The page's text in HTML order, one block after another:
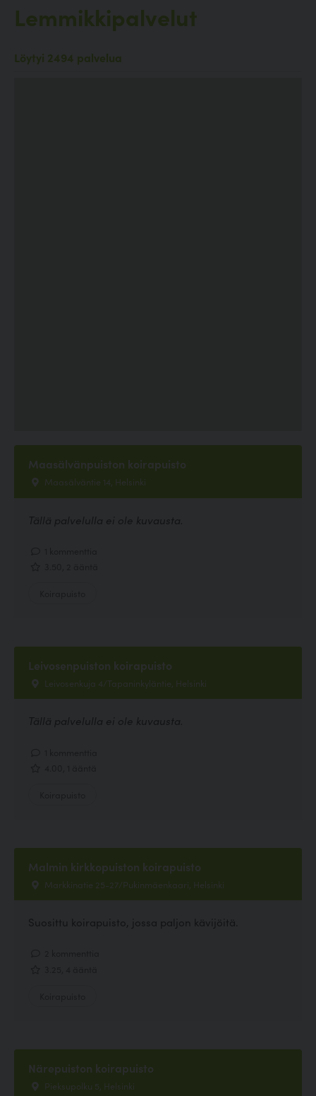
Lemmikkipalvelut
Löytyi 2494 palvelua
Maasälvänpuiston koirapuisto
Maasälväntie 14, Helsinki
Tällä palvelulla ei ole kuvausta.
Leivosenpuiston koirapuisto
Leivosenkuja 4/Tapaninkyläntie, Helsinki
Tällä palvelulla ei ole kuvausta.
Malmin kirkkopuiston koirapuisto
Markkinatie 25-27/Pukinmäenkaari, Helsinki
Suosittu koirapuisto, jossa paljon kävijöitä.
Närepuiston koirapuisto
Pieksupolku 5, Helsinki